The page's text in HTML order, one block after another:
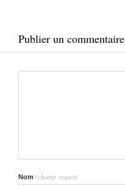
Publier un commentaire
Nom (champ requis)